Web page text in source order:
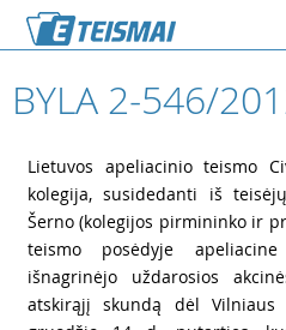
BYLA 2-546/
Lietuvos apeliacinio teismo
kolegija, susidedanti iš
Šerno (kolegijos pirmininko ir
teismo posėdyje
išnagrinėjo uždarosios
atskirąjį skundą dėl Vilniaus